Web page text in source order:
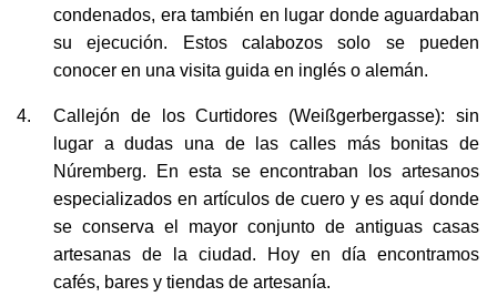
condenados, era también en lugar donde aguardaban
su ejecución. Estos calabozos solo se pueden
conocer en una visita guida en inglés o alemán.
Callejón de los Curtidores (Weißgerbergasse): sin
lugar a dudas una de las calles más bonitas de
Núremberg. En esta se encontraban los artesanos
especializados en artículos de cuero y es aquí donde
se conserva el mayor conjunto de antiguas casas
artesanas de la ciudad. Hoy en día encontramos
cafés, bares y tiendas de artesanía.